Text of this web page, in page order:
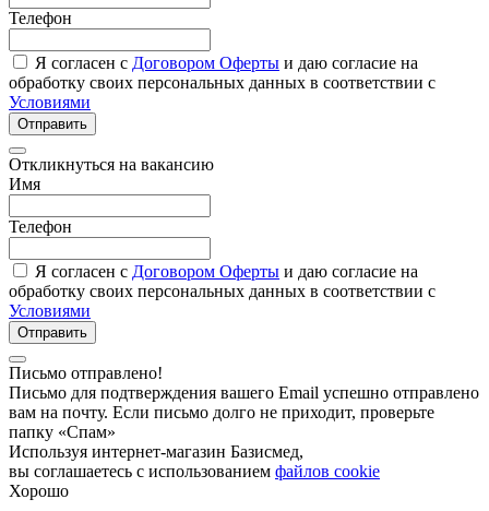
Телефон
Я согласен с Договором Оферты и даю согласие на
обработку своих персональных данных в соответствии с
Условиями
Отправить
Откликнуться на вакансию
Имя
Телефон
Я согласен с Договором Оферты и даю согласие на
обработку своих персональных данных в соответствии с
Условиями
Отправить
Письмо отправлено!
Письмо для подтверждения вашего Email успешно отправлено
вам на почту. Если письмо долго не приходит, проверьте
папку «Спам»
Используя интернет-магазин Базисмед,
вы соглашаетесь с использованием файлов cookie
Хорошо